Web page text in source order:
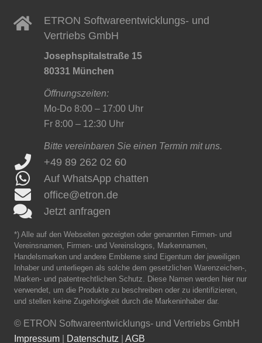
ETRON Softwareentwicklungs- und
Vertriebs GmbH
Josephspitalstraße 15
80331 München
Öffnungszeiten:
Mo-Do 8:00 – 17:00 Uhr
Fr 8:00 – 12:30 Uhr
Bitte vereinbaren Sie einen Termin mit uns.
+49 89 262 02 60
Auf WhatsApp chatten
office@etron.de
Jetzt anfragen
*) Alle auf den Webseiten gezeigten oder genannten Firmen- und
Vereinsnamen, Firmen- und Vereinslogos, Markennamen,
Handelsmarken und andere Embleme sind Eigentum der jeweiligen
Inhaber und unterliegen als solche dem gesetzlichen Warenzeichen-,
Marken- und patentrechtlichen Schutz. Diese Namen werden hier nur
verwendet, um die Produkte zu beschreiben oder zu identifizieren,
und stellen keine Zugehörigkeit durch die Markeninhaber dar.
© ETRON Softwareentwicklungs- und Vertriebs GmbH
Impressum
Datenschutz AGB